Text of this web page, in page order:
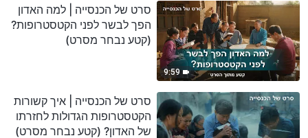
9:59
סרט של הכנסייה | למה האדון
הפך לבשר לפני הקטסטרופות?
(קטע נבחר מסרט)
סרט של הכנסייה | איך קשורות
הקטסטרופות הגדולות לחזרתו
של האדון? (קטע נבחר מסרט)